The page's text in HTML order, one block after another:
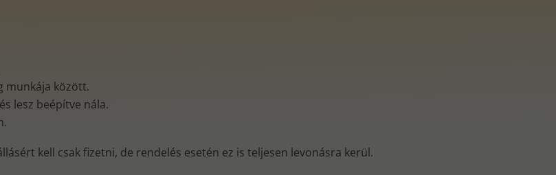
munkája között.
lesz beépítve nála.
kell csak fizetni, de rendelés esetén ez is teljesen levonásra kerül.